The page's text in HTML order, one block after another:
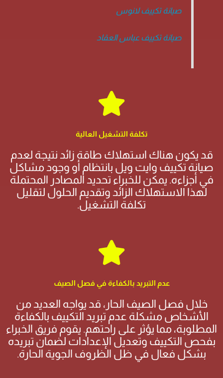
صيانة تكييف لانوس
صيانة تكييف عباس العقاد
تكلفة التشغيل العالية
قد يكون هناك استهلاك طاقة زائد نتيجة لعدم
صيانة تكييف وايت ويل بانتظام أو وجود مشاكل
في أجزاءه. يمكن للخبراء تحديد المصادر المحتملة
لهذا الاستهلاك الزائد وتقديم الحلول لتقليل
تكلفة التشغيل.
عدم التبريد بالكفاءة في فصل الصيف
خلال فصل الصيف الحار، قد يواجه العديد من
الأشخاص مشكلة عدم تبريد التكييف بالكفاءة
المطلوبة، مما يؤثر على راحتهم. يقوم فريق الخبراء
بفحص التكييف وتعديل الإعدادات لضمان تبريده
بشكل فعال في ظل الظروف الجوية الحارة.